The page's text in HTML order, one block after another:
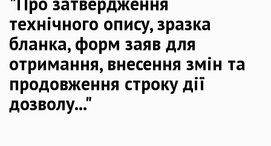
технічного опису, зразка
бланка, форм заяв для
отримання, внесення змін та
продовження строку дії
дозволу..."